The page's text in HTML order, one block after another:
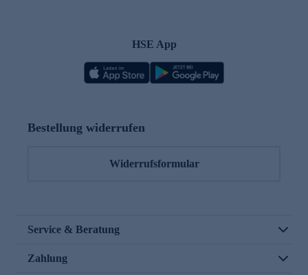
HSE App
Bestellung widerrufen
Widerrufsformular
Service & Beratung
Zahlung